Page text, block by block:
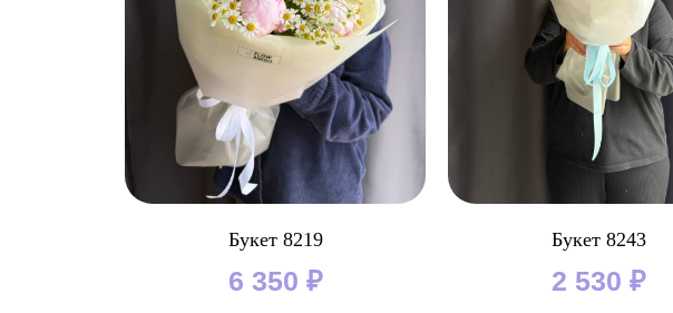
Букет 8219
6 350 ₽
Букет 8243
2 530 ₽